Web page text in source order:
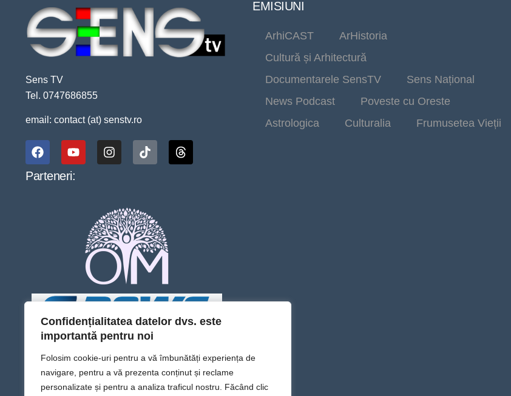
Confidențialitatea datelor dvs. este
importantă pentru noi
Folosim cookie-uri pentru a vă îmbunătăți experiența de
navigare, pentru a vă prezenta conținut și reclame
personalizate și pentru a analiza traficul nostru. Făcând clic
Sens TV
Tel. 0747686855
email: contact (at) senstv.ro
Parteneri:
EMISIUNI
ArhiCAST
ArHistoria
Cultură și Arhitectură
Documentarele SensTV
Sens Național
News Podcast
Poveste cu Oreste
Astrologica
Culturalia Frumusetea Vieții